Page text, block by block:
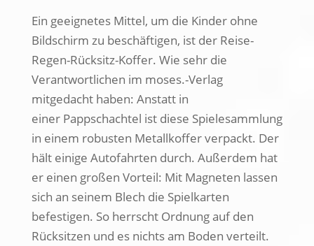
Ein geeignetes Mittel, um die Kinder ohne
Bildschirm zu beschäftigen, ist der Reise-
Regen-Rücksitz-Koffer. Wie sehr die
Verantwortlichen im moses.-Verlag
mitgedacht haben: Anstatt in
einer Pappschachtel ist diese Spielesammlung
in einem robusten Metallkoffer verpackt. Der
hält einige Autofahrten durch. Außerdem hat
er einen großen Vorteil: Mit Magneten lassen
sich an seinem Blech die Spielkarten
befestigen. So herrscht Ordnung auf den
Rücksitzen und es nichts am Boden verteilt.